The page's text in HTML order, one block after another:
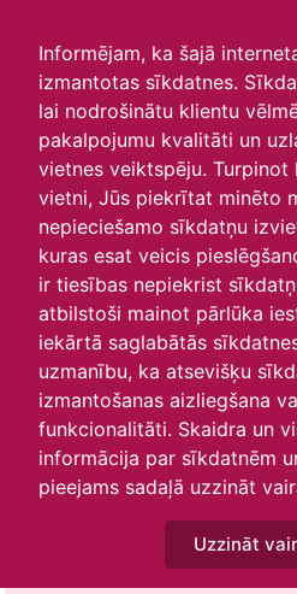
Informējam, ka šajā
izmantotas sīkdatnes.
lai nodrošinātu klientu
pakalpojumu kvalitāti un
vietnes veiktspēju.
vietni, Jūs piekrītat minēto
nepieciešamo sīkdatņu
kuras esat veicis
ir tiesības nepiekrist
atbilstoši mainot pārlūka
iekārtā saglabātās
uzmanību, ka atsevišķu
izmantošanas aizliegšana
funkcionalitāti. Skaidra un
informācija par sīkdatnēm
pieejams sadaļā uzzināt
Uzzināt
Skats :
Aktuālie
Šodien
Arhīvs
O T
4 5
11 12